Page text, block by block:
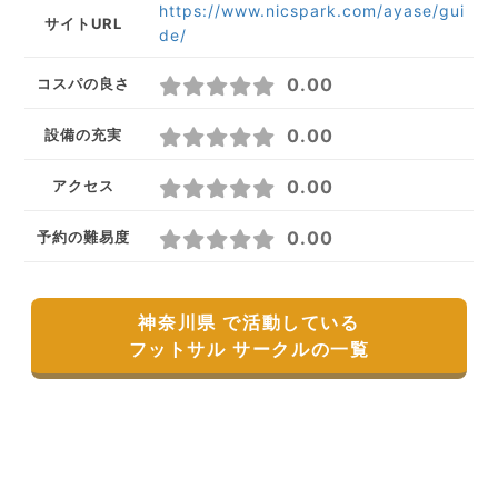
サイトURL
https://www.nicspark.com/ayase/gui
de/
コスパの良さ 0.00
設備の充実 0.00
アクセス 0.00
予約の難易度 0.00
神奈川県 で活動している
フットサル サークルの一覧